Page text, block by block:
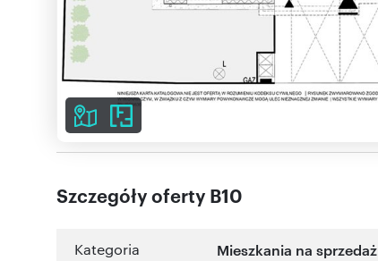
Szczegóły oferty B10
Kategoria Mieszkania na sprzedaż